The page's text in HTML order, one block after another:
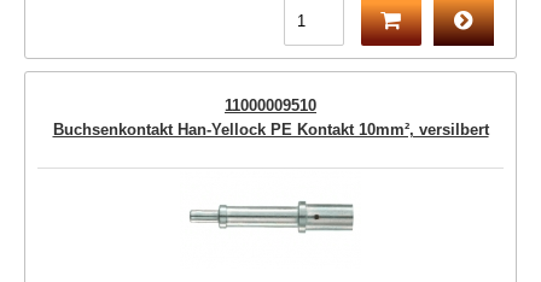
11000009510
Buchsenkontakt Han-Yellock PE Kontakt 10mm², versilbert